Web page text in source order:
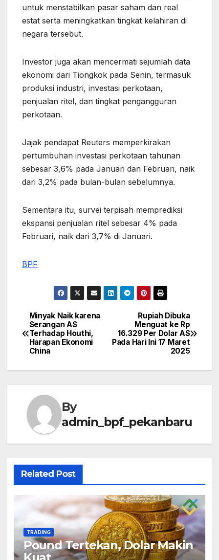
untuk menstabilkan pasar saham dan real
estat serta meningkatkan tingkat kelahiran di
negara tersebut.
Investor juga akan mencermati sejumlah data
ekonomi dari Tiongkok pada Senin, termasuk
produksi industri, investasi perkotaan,
penjualan ritel, dan tingkat pengangguran
perkotaan.
Jajak pendapat Reuters memperkirakan
pertumbuhan investasi perkotaan tahunan
sebesar 3,6% pada Januari dan Februari, naik
dari 3,2% pada bulan-bulan sebelumnya.
Sementara itu, survei terpisah memprediksi
ekspansi penjualan ritel sebesar 4% pada
Februari, naik dari 3,7% di Januari.
BPF
Post
navigation
Rupiah Dibuka
Menguat ke Rp
16.329 Per Dolar AS
Pada Hari Ini 17 Maret
2025
Minyak Naik karena
Serangan AS
Terhadap Houthi,
Harapan Ekonomi
China
By
admin_bpf_pekanbaru
Related Post
TRADING
Pound Tertekan, Dolar Makin